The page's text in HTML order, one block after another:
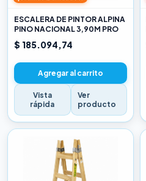
ESCALERA DE PINTOR ALPINA
PINO NACIONAL 3,90M PRO
$ 185.094,74
Agregar al carrito
Vista
rápida
Ver
producto